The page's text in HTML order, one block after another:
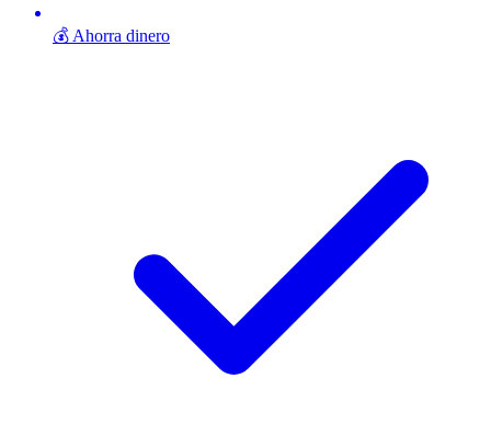
💰 Ahorra dinero